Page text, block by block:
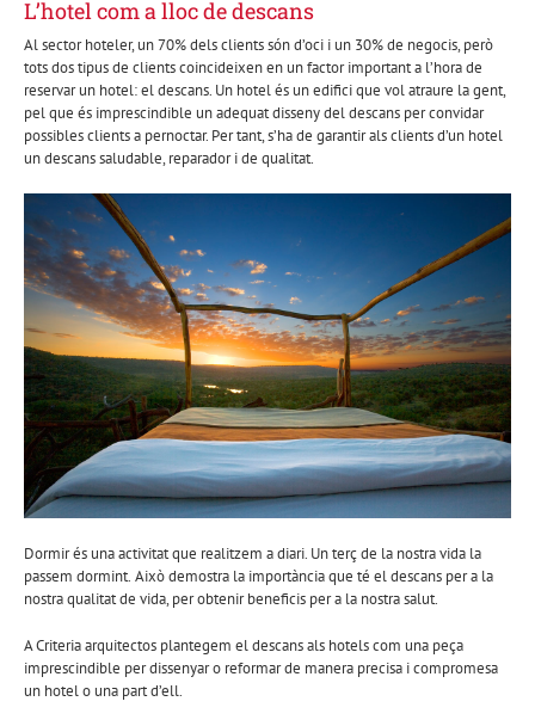
L’hotel com a lloc de descans
Al sector hoteler, un 70% dels clients són d’oci i un 30% de negocis, però
tots dos tipus de clients coincideixen en un factor important a l’hora de
reservar un hotel: el descans. Un hotel és un edifici que vol atraure la gent,
pel que és imprescindible un adequat disseny del descans per convidar
possibles clients a pernoctar. Per tant, s’ha de garantir als clients d’un hotel
un descans saludable, reparador i de qualitat.
Dormir és una activitat que realitzem a diari. Un terç de la nostra vida la
passem dormint. Això demostra la importància que té el descans per a la
nostra qualitat de vida, per obtenir beneficis per a la nostra salut.
A Criteria arquitectos plantegem el descans als hotels com una peça
imprescindible per dissenyar o reformar de manera precisa i compromesa
un hotel o una part d’ell.